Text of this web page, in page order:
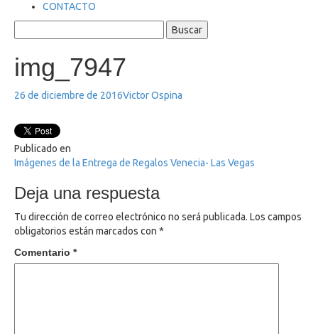
CONTACTO
img_7947
26 de diciembre de 2016Victor Ospina
Publicado en
Navegación
de
entradas
Imágenes de la Entrega de Regalos Venecia- Las Vegas
Deja una respuesta
Tu dirección de correo electrónico no será publicada. Los campos
obligatorios están marcados con *
Comentario *